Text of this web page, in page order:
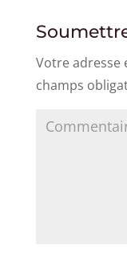
Votre adresse
champs